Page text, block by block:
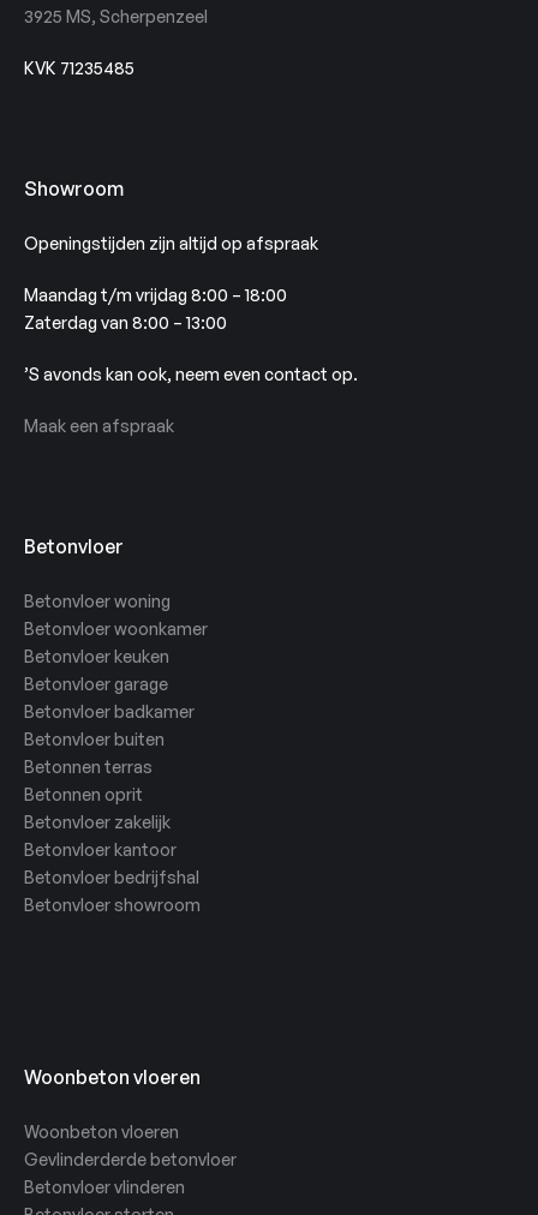
3925 MS, Scherpenzeel
KVK 71235485
Showroom
Openingstijden zijn altijd op afspraak
Maandag t/m vrijdag 8:00 – 18:00
Zaterdag van 8:00 – 13:00
’S avonds kan ook, neem even contact op.
Maak een afspraak
Betonvloer
Betonvloer woning
Betonvloer woonkamer
Betonvloer keuken
Betonvloer garage
Betonvloer badkamer
Betonvloer buiten
Betonnen terras
Betonnen oprit
Betonvloer zakelijk
Betonvloer kantoor
Betonvloer bedrijfshal
Betonvloer showroom
Woonbeton vloeren
Woonbeton vloeren
Gevlinderderde betonvloer
Betonvloer vlinderen